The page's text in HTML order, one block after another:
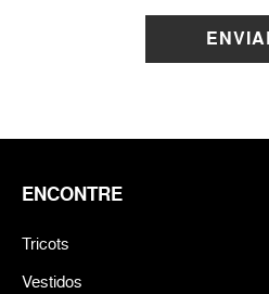
ENCONTRE
Tricots
Vestidos